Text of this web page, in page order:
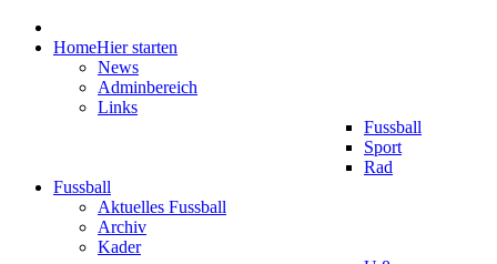
HomeHier starten
News
Adminbereich
Links
Fussball
Sport
Rad
Fussball
Aktuelles Fussball
Archiv
Kader